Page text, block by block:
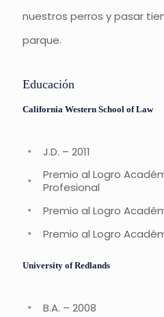
nuestros perros y pasar
parque.
Educación
California Western School of Law
J.D. – 2011
Premio al Logro
Profesional
Premio al Logro
Premio al Logro
University of Redlands
B.A. – 2008